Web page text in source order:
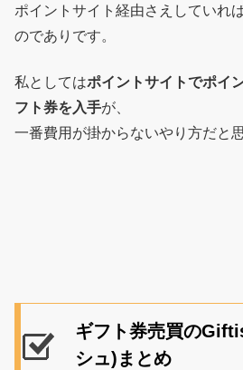
ポイントサイト経由さえしていれ
のでありです。
私としてはポイントサイトでポイ
フト券を入手が、
一番費用が掛からないやり方だと
ギフト券売買の
シュ)まとめ